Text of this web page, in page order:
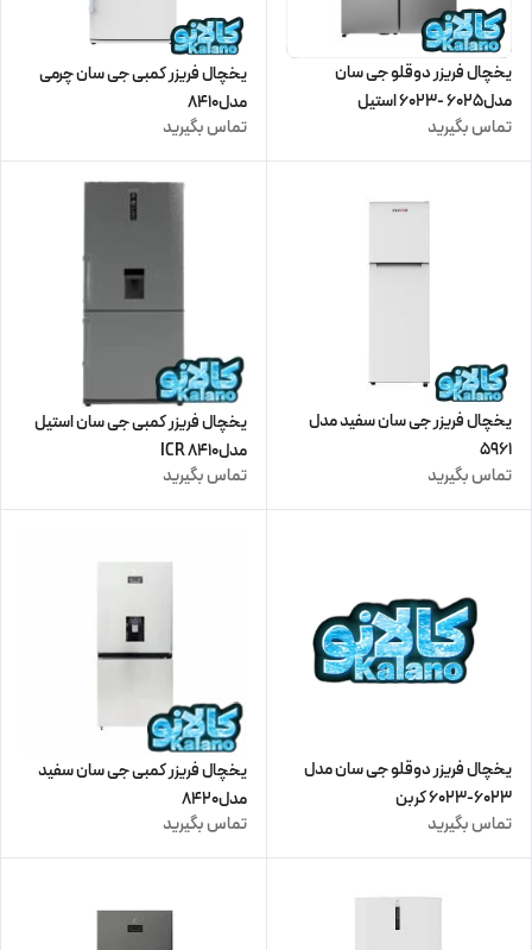
یخچال فریزر دوقلو جی سان
مدل6025 -6023 استیل
تماس بگیرید
یخچال فریزر کمبی جی سان چرمی
مدل8410
تماس بگیرید
یخچال فریزر جی سان سفید مدل
5961
تماس بگیرید
یخچال فریزر کمبی جی سان استیل
مدل8410 ICR
تماس بگیرید
یخچال فریزر دوقلو جی سان مدل
6023-6023 کربن
تماس بگیرید
یخچال فریزر کمبی جی سان سفید
مدل8420
تماس بگیرید